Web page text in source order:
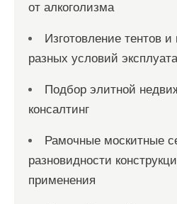
от алкоголизма
Изготовление тентов и
разных условий
Подбор элитной
консалтинг
Рамочные москитные
разновидности
применения